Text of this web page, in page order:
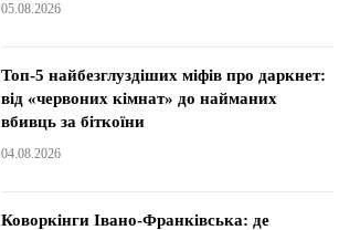
05.08.2026
Топ-5 найбезглуздіших міфів про даркнет:
від «червоних кімнат» до найманих
вбивць за біткоїни
04.08.2026
Коворкінги Івано-Франківська: де